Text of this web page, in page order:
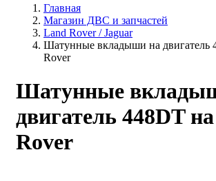
Главная
Магазин ДВС и запчастей
Land Rover / Jaguar
Шатунные вкладыши на двигатель
Rover
Шатунные
двигатель 448DT
Rover